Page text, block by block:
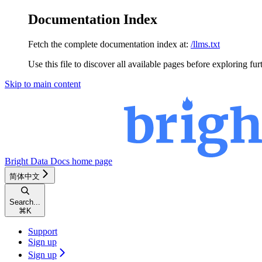
Documentation Index
Fetch the complete documentation index at: /llms.txt
Use this file to discover all available pages before exploring
Skip to main content
Bright Data Docs home page
简体中文
Search...
⌘ K
Support
Sign up
Sign up